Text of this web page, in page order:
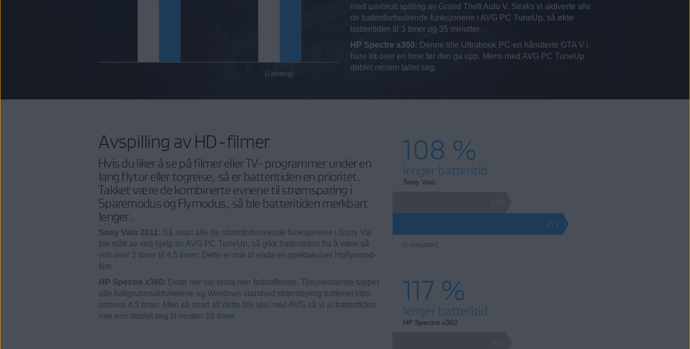
(i poeng)
med uavbrutt spilling av Grand Theft Auto V. Straks vi aktiverte alle
de batteriforbedrende funksjonene i AVG PC TuneUp, så økte
batteritiden til 3 timer og 35 minutter.
HP Spectre x360: Denne lille Ultrabook PC-en håndterte GTA V i
bare litt over en time før den ga opp. Mens med AVG PC TuneUp
doblet nesten tallet seg.
Avspilling av HD-filmer
Hvis du liker å se på filmer eller TV-programmer under en
lang flytur eller togreise, så er batteritiden en prioritet.
Takket være de kombinerte evnene til strømsparing i
Sparemodus og Flymodus, så ble batteritiden merkbart
lenger.
Sony Vaio 2011: Så snart alle de strømforbrukende funksjonene i Sony Vai
ble slått av ved hjelp av AVG PC TuneUp, så gikk batteritiden fra å være så
vidt over 2 timer til 4,5 timer: Dette er nok til enda en spektakulær Hollywood-
film.
HP Spectre x360: Dette her var enda mer forbløffende. Tilsynelatende tappet
alle bakgrunnsaktivitetene og Windows standard strømstyring batteriet etter
omtrent 4,5 timer. Men så snart alt dette ble løst med AVG så vi at batteritiden
mer enn doblet seg til nesten 10 timer.
108 %
lenger batteritid
Sony Vaio
271
(i minutter)
117 %
lenger batteritid
HP Spectre x360